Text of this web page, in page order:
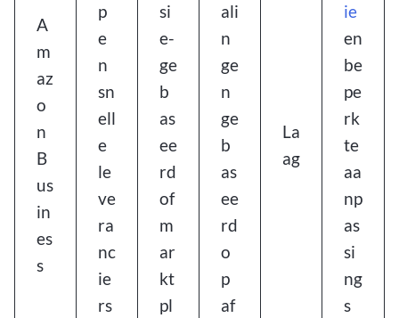
A
m
az
o
n
B
us
in
es
s
p
e
n
sn
ell
e
le
ve
ra
nc
ie
rs
si
e-
ge
b
as
ee
rd
of
m
ar
kt
pl
ali
n
ge
n
ge
b
as
ee
rd
o
p
af
La
ag
ie
en
be
pe
rk
te
aa
np
as
si
ng
s